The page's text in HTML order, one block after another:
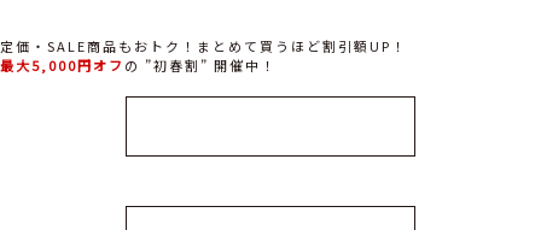
定価・SALE商品もおトク！まとめて買うほど割引額UP！
最大5,000円オフ の ”初春割” 開催中！